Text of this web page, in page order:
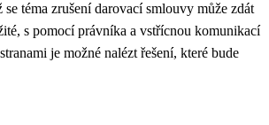
se téma zrušení darovací smlouvy může zdát
s pomocí právníka a vstřícnou komunikací
je možné nalézt řešení, které bude